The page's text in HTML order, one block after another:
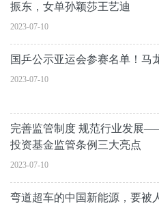
振东，女单孙颖莎王艺迪
2023-07-10
国乒公示亚运会参赛名单！马
2023-07-10
完善监管制度 规范行业发展
投资基金监管条例三大亮点
2023-07-10
弯道超车的中国新能源，要被